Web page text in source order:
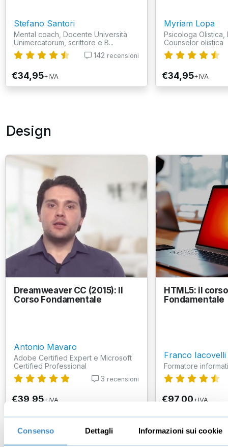
Consenso Dettagli Informazioni sui cookie
Stefano Santori
Mental coach, Docente Università
Unimercatorum, scrittore e B...
142 recensioni
€34,95+IVA
Myriam Lopa
Psicologa Olistica,
Counselor olistica
€34,95+IVA
Design
Dreamweaver CC (2015): Il
Corso Fondamentale
Antonio Mavaro
Adobe Certified Expert e Microsoft
Certified Professional
3 recensioni
€39,95+IVA
HTML5: il corso
Fondamentale
Franco Iacovelli
Formatore
€97,00+IVA